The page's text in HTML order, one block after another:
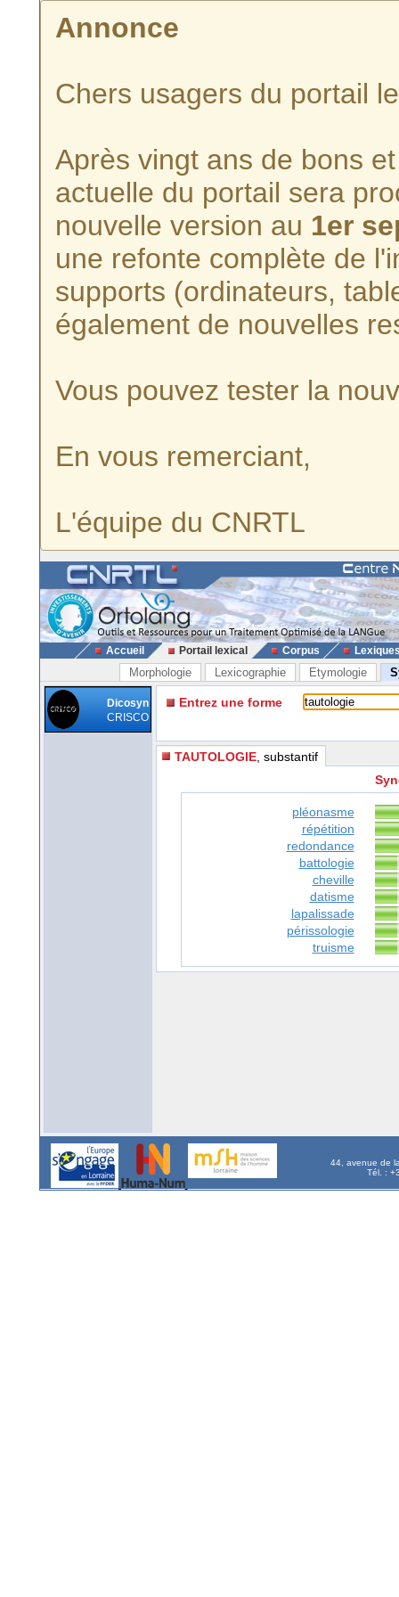
Annonce
Chers usagers du portail
Après vingt ans de bons
actuelle du portail sera
nouvelle version au 1er
une refonte complète de
supports (ordinateurs,
également de nouvelles
Vous pouvez tester la
En vous remerciant,
L'équipe du CNRTL
Accueil Portail lexical Corpus
Morphologie Lexicographie Etymologie
Dicosyn
CRISCO
Entrez une forme
TAUTOLOGIE , substantif
pléonasme
répétition
redondance
battologie
cheville
datisme
lapalissade
périssologie
truisme
44, avenue de
Tél. :